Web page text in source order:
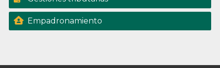
Empadronamiento